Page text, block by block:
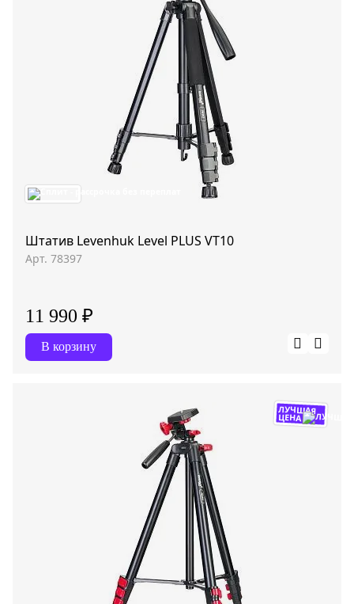
Штатив Levenhuk Level PLUS VT10
Арт. 78397
11 990 ₽
В корзину
ЛУЧШАЯ
ЦЕНА